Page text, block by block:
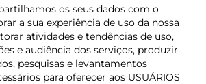
os seus dados com o
a sua experiência de uso da nossa
atividades e tendências de uso,
e audiência dos serviços, produzir
pesquisas e levantamentos
para oferecer aos USUÁRIOS